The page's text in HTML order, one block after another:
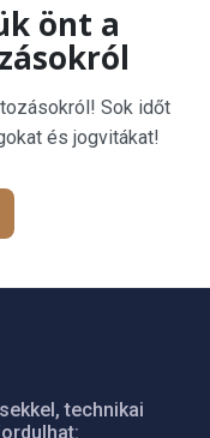
önt a
Sok időt
és jogvitákat!
technikai